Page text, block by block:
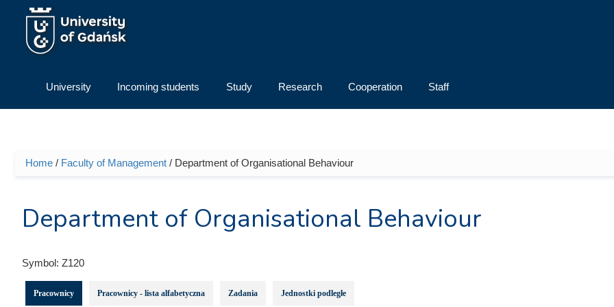
Skip to main content
University Incoming students Study Research Cooperation Staff
You are here
Home / Faculty of Management / Department of Organisational Behaviour
Department of Organisational Behaviour
Symbol: Z120
Pracownicy Pracownicy - lista alfabetyczna Zadania Jednostki podległe